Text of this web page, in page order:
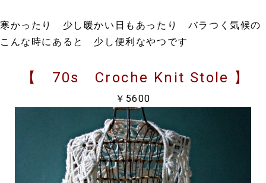
寒かったり 少し暖かい日もあったり バラつく気候の
こんな時にあると 少し便利なやつです
【 70s Croche Knit Stole 】
￥5600